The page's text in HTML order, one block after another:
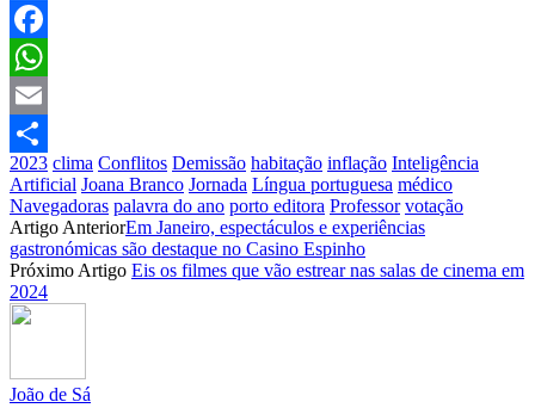
Facebook
WhatsApp
Email
Partilhar
2023 clima Conflitos Demissão habitação inflação Inteligência
Artificial Joana Branco Jornada Língua portuguesa médico
Navegadoras palavra do ano porto editora Professor votação
Artigo AnteriorEm Janeiro, espectáculos e experiências
gastronómicas são destaque no Casino Espinho
Próximo Artigo Eis os filmes que vão estrear nas salas de cinema em
2024
João de Sá